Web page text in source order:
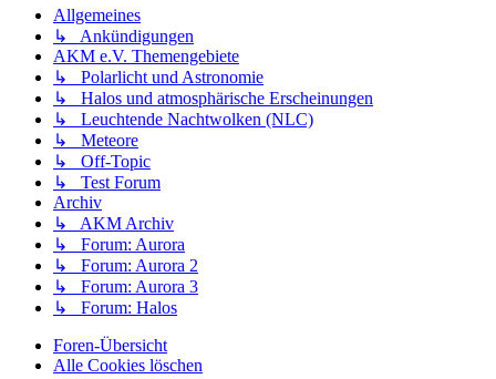
Allgemeines
↳ Ankündigungen
AKM e.V. Themengebiete
↳ Polarlicht und Astronomie
↳ Halos und atmosphärische Erscheinungen
↳ Leuchtende Nachtwolken (NLC)
↳ Meteore
↳ Off-Topic
↳ Test Forum
Archiv
↳ AKM Archiv
↳ Forum: Aurora
↳ Forum: Aurora 2
↳ Forum: Aurora 3
↳ Forum: Halos
Foren-Übersicht
Alle Cookies löschen